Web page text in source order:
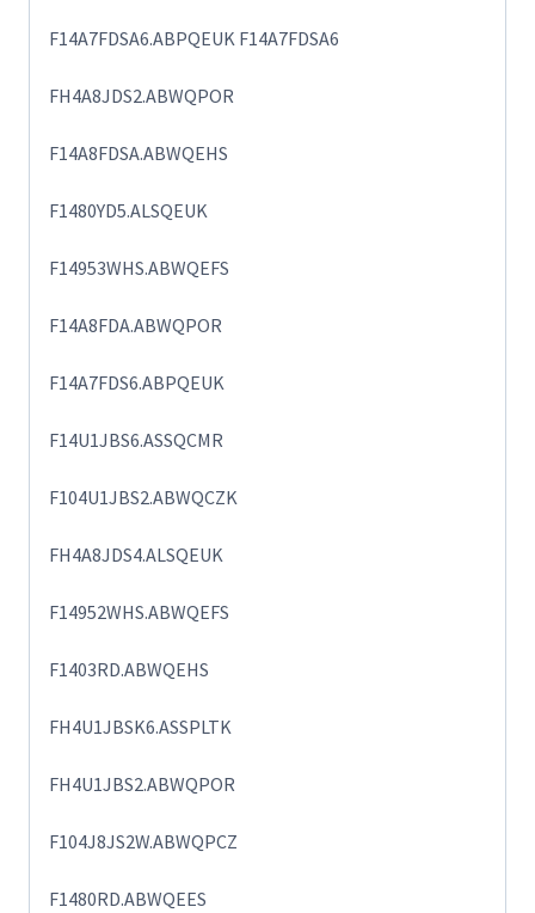
F14A7FDSA6.ABPQEUK F14A7FDSA6
FH4A8JDS2.ABWQPOR
F14A8FDSA.ABWQEHS
F1480YD5.ALSQEUK
F14953WHS.ABWQEFS
F14A8FDA.ABWQPOR
F14A7FDS6.ABPQEUK
F14U1JBS6.ASSQCMR
F104U1JBS2.ABWQCZK
FH4A8JDS4.ALSQEUK
F14952WHS.ABWQEFS
F1403RD.ABWQEHS
FH4U1JBSK6.ASSPLTK
FH4U1JBS2.ABWQPOR
F104J8JS2W.ABWQPCZ
F1480RD.ABWQEES